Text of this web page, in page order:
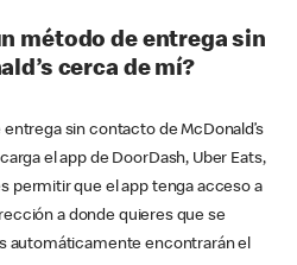
método de entrega sin
cerca de mí?
sin contacto de McDonald’s
el app de DoorDash, Uber Eats,
permitir que el app tenga acceso a
a donde quieres que se
automáticamente encontrarán el